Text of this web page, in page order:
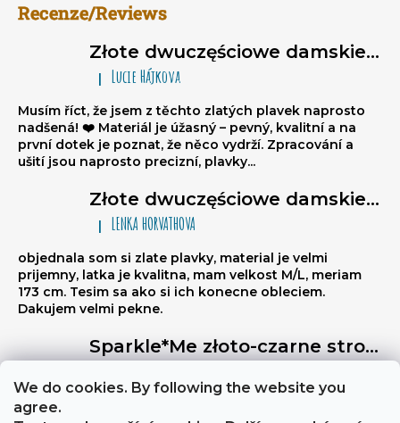
We do cookies. By following the website you
agree.
Recenze/Reviews
Złote dwuczęściowe damskie stroje kąpielowe brazylijki Sparkle*Me – bikini wiązane, marszczone brazylijki
Ocena produktu to 5 na 5 gwiazdek.
| Lucie Hájkova
Musím říct, že jsem z těchto zlatých plavek naprosto
nadšená! ❤️ Materiál je úžasný – pevný, kvalitní a na
první dotek je poznat, že něco vydrží. Zpracování a
ušití jsou naprosto precizní, plavky...
Złote dwuczęściowe damskie stroje kąpielowe brazylijki Sparkle*Me – bikini wiązane, marszczone brazylijki
Ocena produktu to 5 na 5 gwiazdek.
| LENKA HORVATHOVA
objednala som si zlate plavky, material je velmi
prijemny, latka je kvalitna, mam velkost M/L, meriam
173 cm. Tesim sa ako si ich konecne obleciem.
Dakujem velmi pekne.
Sparkle*Me złoto-czarne stroje kąpielowe wysoki stan – figi brazylijki z przeszyciem z tyłu z możliwością złożenia na biodra ze złotą lamówką
Ocena produktu to 5 na 5 gwiazdek.
Výborně stahují břicho, a zezadu jsou velmi sexy